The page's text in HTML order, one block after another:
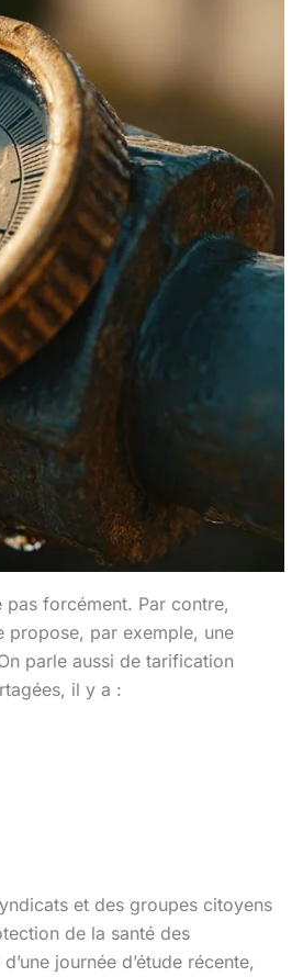
pas forcément. Par contre,
propose, par exemple, une
parle aussi de tarification
il y a :
et des groupes citoyens
de la santé des
journée d’étude récente,